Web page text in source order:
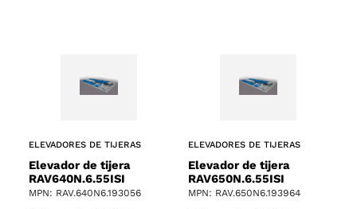
ELEVADORES DE TIJERAS
Elevador de tijera
RAV640N.6.55ISI
MPN: RAV.640N6.193056
ELEVADORES DE TIJERAS
Elevador de tijera
RAV650N.6.55ISI
MPN: RAV.650N6.193964